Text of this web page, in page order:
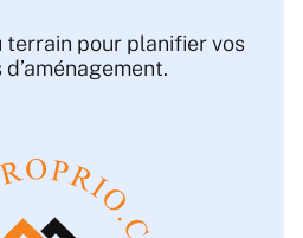
terrain pour planifier vos